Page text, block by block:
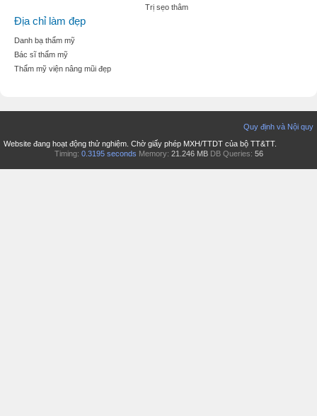
Trị sẹo thâm
Địa chỉ làm đẹp
Danh bạ thẩm mỹ
Bác sĩ thẩm mỹ
Thẩm mỹ viện nâng mũi đẹp
Quy định và Nội quy
Website đang hoạt động thử nghiệm. Chờ giấy phép MXH/TTDT của bộ TT&TT.
Timing: 0.3195 seconds Memory: 21.246 MB DB Queries: 56